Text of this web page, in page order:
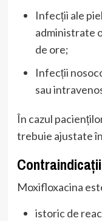
Infecții ale
administrate
de ore;
Infecții
sau
În cazul
trebuie ajustate
Moxifloxacina
istoric de